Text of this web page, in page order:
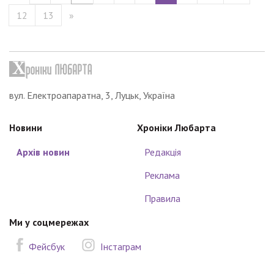
12
13 »
вул. Електроапаратна, 3, Луцьк, Україна
Новини
Архів новин
Хроніки Любарта
Редакція
Реклама
Правила
Ми у соцмережах
Фейсбук
Інстаграм